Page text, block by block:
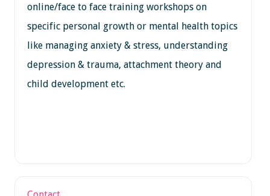
online/face to face training workshops on
specific personal growth or mental health topics
like managing anxiety & stress, understanding
depression & trauma, attachment theory and
child development etc.